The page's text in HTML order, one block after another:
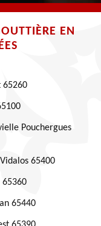
EN
65260
Pouchergues
65400
65440